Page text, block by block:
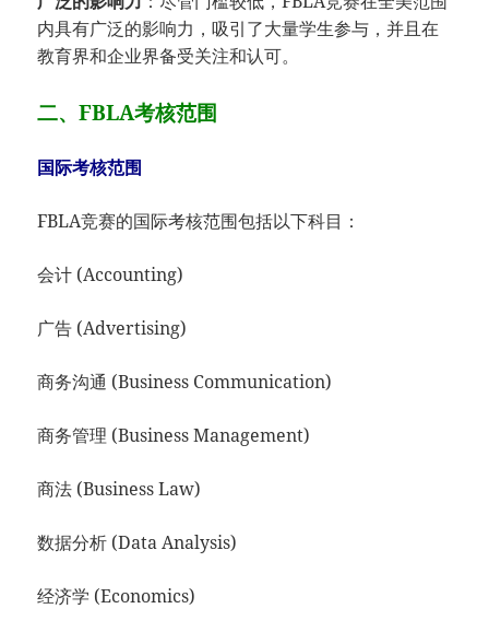
内具有广泛的影响力，吸引了大量学生参与，并且在
教育界和企业界备受关注和认可。
二、FBLA考核范围
国际考核范围
FBLA竞赛的国际考核范围包括以下科目：
会计 (Accounting)
广告 (Advertising)
商务沟通 (Business Communication)
商务管理 (Business Management)
商法 (Business Law)
数据分析 (Data Analysis)
经济学 (Economics)